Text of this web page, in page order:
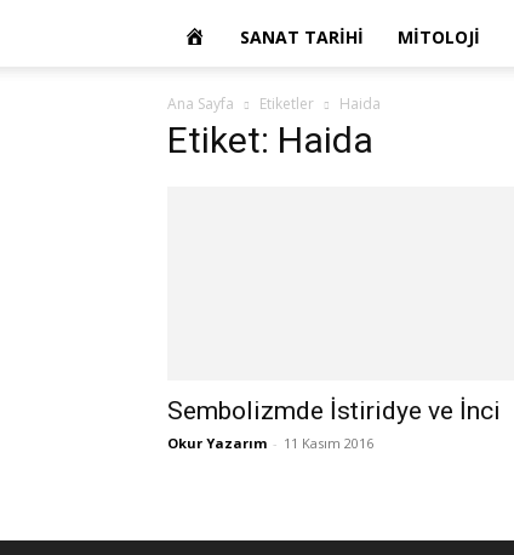
OKUR
YAZARIM
SANAT TARIHI MITOLOJI
Ana Sayfa Etiketler Haida
Etiket: Haida
Sembolizmde İstiridye ve İnci
Okur Yazarım - 11 Kasım 2016